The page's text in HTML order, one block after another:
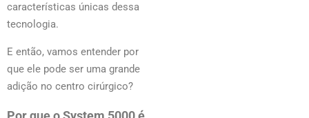
características únicas dessa
tecnologia.
E então, vamos entender por
que ele pode ser uma grande
adição no centro cirúrgico?